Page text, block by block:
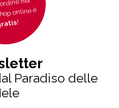
nel
online è
!
Paradiso delle